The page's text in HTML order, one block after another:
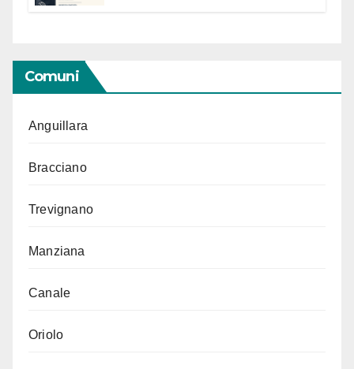
Comuni
Anguillara
Bracciano
Trevignano
Manziana
Canale
Oriolo